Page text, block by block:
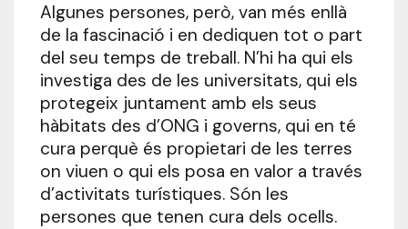
Algunes persones, però, van més enllà
de la fascinació i en dediquen tot o part
del seu temps de treball. N’hi ha qui els
investiga des de les universitats, qui els
protegeix juntament amb els seus
hàbitats des d’ONG i governs, qui en té
cura perquè és propietari de les terres
on viuen o qui els posa en valor a través
d’activitats turístiques. Són les
persones que tenen cura dels ocells.